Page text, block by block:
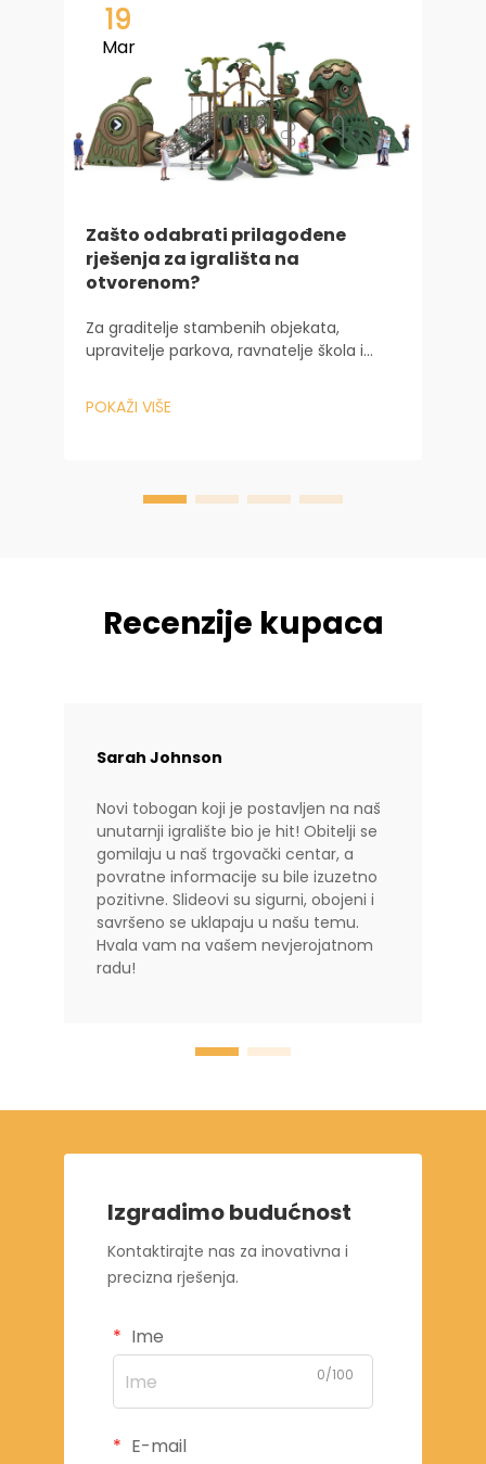
19
Mar
Zašto odabrati prilagođene
rješenja za igrališta na
otvorenom?
Za graditelje stambenih objekata,
upravitelje parkova, ravnatelje škola i
otvorenom su mnogo više od običnog
mjesta za igranje djece. To je srce
POKAŽI VIŠE
Recenzije kupaca
Sarah Johnson
Novi tobogan koji je postavljen na naš
unutarnji igralište bio je hit! Obitelji se
gomilaju u naš trgovački centar, a
povratne informacije su bile izuzetno
pozitivne. Slideovi su sigurni, obojeni i
savršeno se uklapaju u našu temu.
Hvala vam na vašem nevjerojatnom
radu!
Izgradimo budućnost
Kontaktirajte nas za inovativna i
precizna rješenja.
Ime
0/100
E-mail